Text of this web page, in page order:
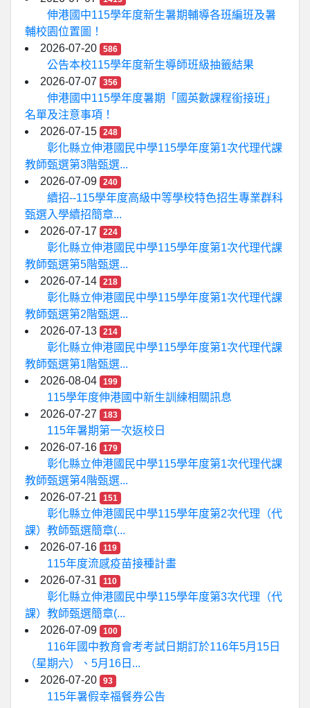
伸港國中115學年度新生暑期輔導各班編班及暑
輔校園位置圖！
2026-07-20
586
公告本校115學年度新生導師班級抽籤結果
2026-07-07
356
伸港國中115學年度暑期「國英數課程銜接班」
名單及注意事項！
2026-07-15
248
彰化縣立伸港國民中學115學年度第1次代理代課
教師甄選第3階甄選...
2026-07-09
240
續招--115學年度高級中等學校特色招生專業群科
甄選入學續招簡章...
2026-07-17
224
彰化縣立伸港國民中學115學年度第1次代理代課
教師甄選第5階甄選...
2026-07-14
218
彰化縣立伸港國民中學115學年度第1次代理代課
教師甄選第2階甄選...
2026-07-13
214
彰化縣立伸港國民中學115學年度第1次代理代課
教師甄選第1階甄選...
2026-08-04
199
115學年度伸港國中新生訓練相關訊息
2026-07-27
183
115年暑期第一次返校日
2026-07-16
179
彰化縣立伸港國民中學115學年度第1次代理代課
教師甄選第4階甄選...
2026-07-21
151
彰化縣立伸港國民中學115學年度第2次代理（代
課）教師甄選簡章(...
2026-07-16
119
115年度流感疫苗接種計畫
2026-07-31
110
彰化縣立伸港國民中學115學年度第3次代理（代
課）教師甄選簡章(...
2026-07-09
100
116年國中教育會考考試日期訂於116年5月15日
（星期六）、5月16日...
2026-07-20
93
115年暑假幸福餐券公告